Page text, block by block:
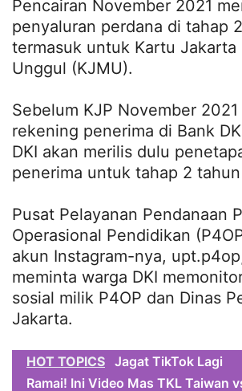
Pencairan November 2021
penyaluran perdana di tahap
termasuk untuk Kartu Jakarta
Unggul (KJMU).
Sebelum KJP November
rekening penerima di Bank
DKI akan merilis dulu
penerima untuk tahap 2 tahun
Pusat Pelayanan Pendanaan
Operasional Pendidikan
akun Instagram-nya,
meminta warga DKI
sosial milik P4OP dan Dinas
Jakarta.
HOT TOPICS Jagat TikTok Lagi
Ramai! Ini Video Mas TKL Taiwan